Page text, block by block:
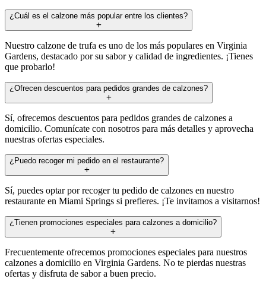
¿Cuál es el calzone más popular entre los clientes?
Nuestro calzone de trufa es uno de los más populares en Virginia
Gardens, destacado por su sabor y calidad de ingredientes. ¡Tienes
que probarlo!
¿Ofrecen descuentos para pedidos grandes de calzones?
Sí, ofrecemos descuentos para pedidos grandes de calzones a
domicilio. Comunícate con nosotros para más detalles y aprovecha
nuestras ofertas especiales.
¿Puedo recoger mi pedido en el restaurante?
Sí, puedes optar por recoger tu pedido de calzones en nuestro
restaurante en Miami Springs si prefieres. ¡Te invitamos a visitarnos!
¿Tienen promociones especiales para calzones a domicilio?
Frecuentemente ofrecemos promociones especiales para nuestros
calzones a domicilio en Virginia Gardens. No te pierdas nuestras
ofertas y disfruta de sabor a buen precio.